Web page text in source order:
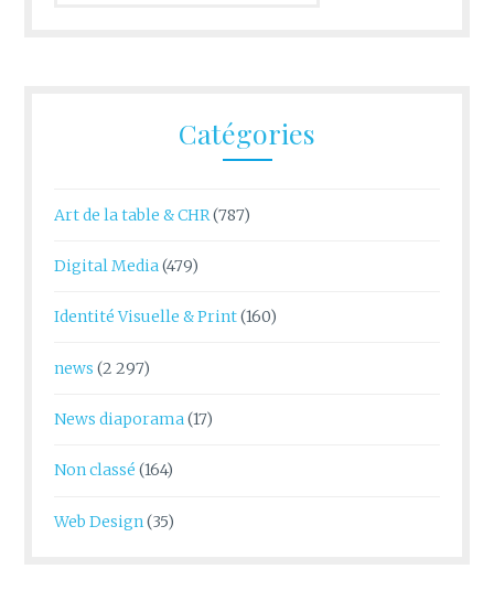
Catégories
Art de la table & CHR (787)
Digital Media(479)
Identité Visuelle & Print(160)
news (2 297)
News diaporama(17)
Non classé (164)
Web Design(35)